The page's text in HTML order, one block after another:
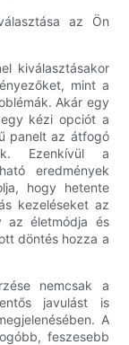
az Ön
kiválasztásakor
mint a
Akár egy
kézi opciót a
panelt az átfogó
Ezenkívül a
eredmények
hogy hetente
kezeléseket az
az életmódja és
döntés hozza a
nemcsak a
javulást is
A
feszesebb